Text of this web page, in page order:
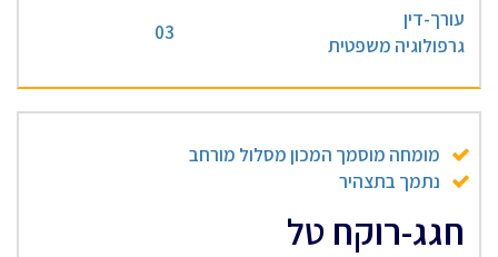
עורך-דין
גרפולוגיה משפטית
03
מומחה מוסמך המכון מסלול מורחב
נתמך בתצהיר
חגג-רוקח טל